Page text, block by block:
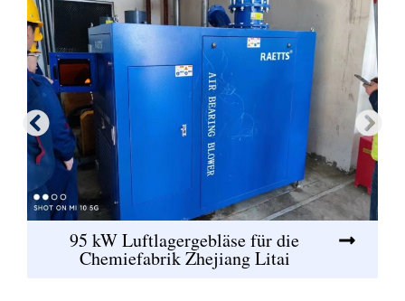
95 kW Luftlagergebläse für die
Chemiefabrik Zhejiang Litai